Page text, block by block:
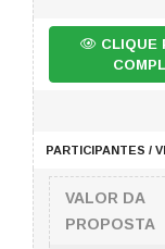
CLIQUE
PARTICIPANTES /
VALOR DA
PROPOSTA